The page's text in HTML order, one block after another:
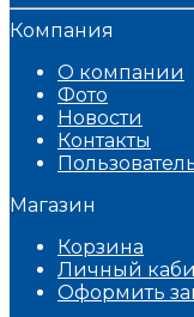
Компания
О компании
Фото
Новости
Контакты
Магазин
Корзина
Личный
Оформить